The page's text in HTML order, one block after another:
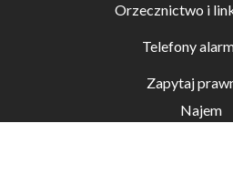
Orzecznictwo i
Telefony
Zapytaj
Najem